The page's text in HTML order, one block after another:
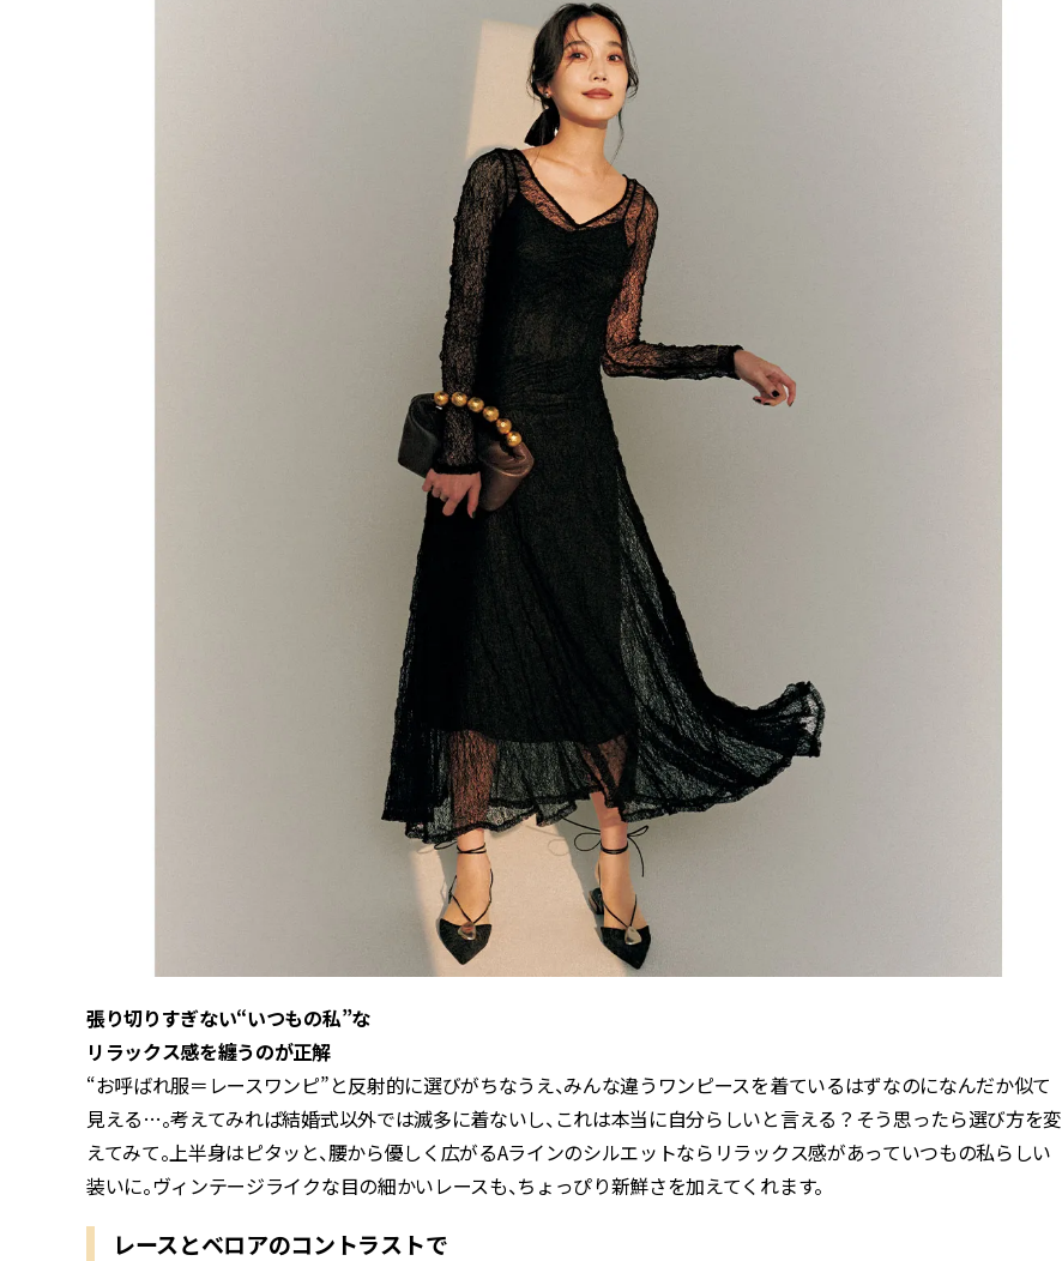
張り切りすぎない“いつもの私”な
リラックス感を纏うのが正解
“お呼ばれ服＝レースワンピ”と反射的に選びがちなうえ、みんな違うワンピースを着ているはずなのになんだか似て
見える…。考えてみれば結婚式以外では滅多に着ないし、これは本当に自分らしいと言える？そう思ったら選び方を変
えてみて。上半身はピタッと、腰から優しく広がるAラインのシルエットならリラックス感があっていつもの私らしい
装いに。ヴィンテージライクな目の細かいレースも、ちょっぴり新鮮さを加えてくれます。
レースとベロアのコントラストで
BEAUTY
冷房・紫外線etc...「夏の隠れ乾
燥」を防ぐ【ベタつかない名品
クリーム】3選＜30代のベストコ
スメ＞ | CLASSY.[クラッシィ]